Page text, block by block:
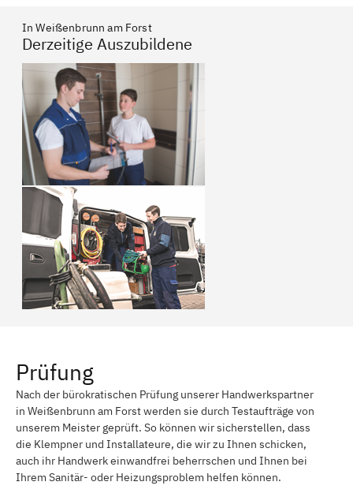
In Weißenbrunn am Forst
Derzeitige Auszubildene
Prüfung
Nach der bürokratischen Prüfung unserer Handwerkspartner
in Weißenbrunn am Forst werden sie durch Testaufträge von
unserem Meister geprüft. So können wir sicherstellen, dass
die Klempner und Installateure, die wir zu Ihnen schicken,
auch ihr Handwerk einwandfrei beherrschen und Ihnen bei
Ihrem Sanitär- oder Heizungsproblem helfen können.